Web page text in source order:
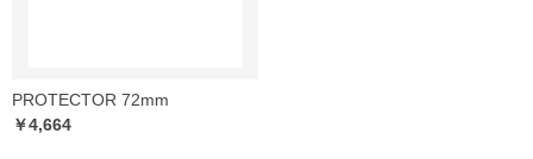
PROTECTOR 72mm
￥4,664